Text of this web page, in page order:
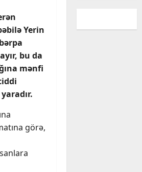
Yerin
bu da
mənfi
görə,